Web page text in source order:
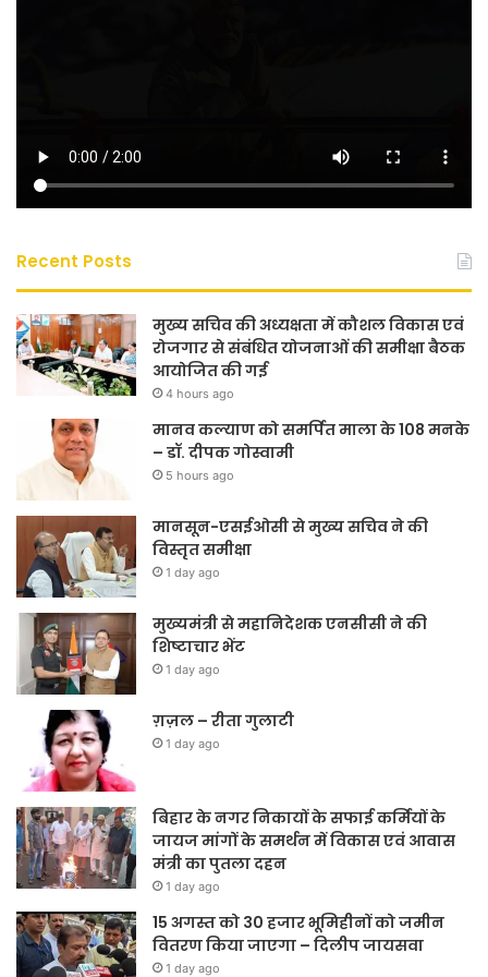
Recent Posts
मुख्य सचिव की अध्यक्षता में कौशल विकास एवं
रोजगार से संबंधित योजनाओं की समीक्षा बैठक
आयोजित की गई
4 hours ago
मानव कल्याण को समर्पित माला के 108 मनके
– डॉ. दीपक गोस्वामी
5 hours ago
मानसून-एसईओसी से मुख्य सचिव ने की
विस्तृत समीक्षा
1 day ago
मुख्यमंत्री से महानिदेशक एनसीसी ने की
शिष्टाचार भेंट
1 day ago
ग़ज़ल – रीता गुलाटी
1 day ago
बिहार के नगर निकायों के सफाई कर्मियों के
जायज मांगों के समर्थन में विकास एवं आवास
मंत्री का पुतला दहन
1 day ago
15 अगस्त को 30 हजार भूमिहीनों को जमीन
वितरण किया जाएगा – दिलीप जायसवा
1 day ago